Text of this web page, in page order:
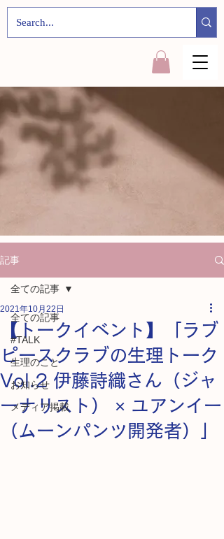
記事
全ての記事
#TALK
生理のこと
お知らせ
メディア掲載
全ての記事
【トークイベント】「ラブ
ピースクラブの生理トーク
Vol.2 伊藤詩織さん（ジャ
ーナリスト） × ユアンイー
（ムーンパンツ開発者）」
2021年10月22日